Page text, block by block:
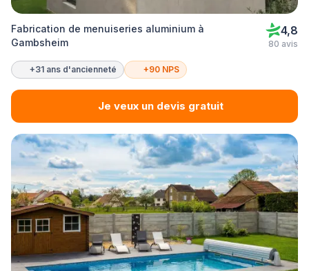
Fabrication de menuiseries aluminium à
Gambsheim
4,8
80 avis
+31 ans d'ancienneté +90 NPS
Je veux un devis gratuit